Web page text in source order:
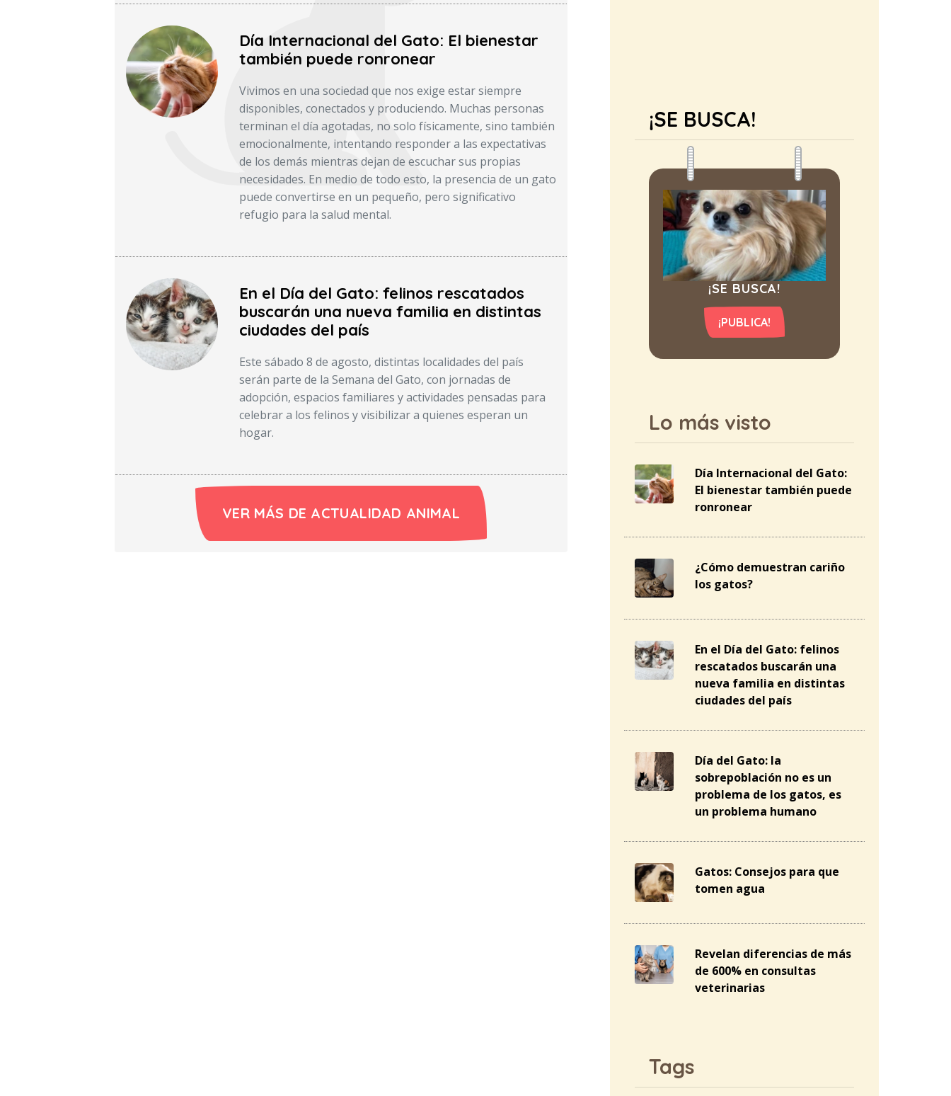
Día Internacional del Gato: El bienestar
también puede ronronear
Vivimos en una sociedad que nos exige estar siempre
disponibles, conectados y produciendo. Muchas personas
terminan el día agotadas, no solo físicamente, sino también
emocionalmente, intentando responder a las expectativas
de los demás mientras dejan de escuchar sus propias
necesidades. En medio de todo esto, la presencia de un gato
puede convertirse en un pequeño, pero significativo
refugio para la salud mental.
En el Día del Gato: felinos rescatados
buscarán una nueva familia en distintas
ciudades del país
Este sábado 8 de agosto, distintas localidades del país
serán parte de la Semana del Gato, con jornadas de
adopción, espacios familiares y actividades pensadas para
celebrar a los felinos y visibilizar a quienes esperan un
hogar.
VER MÁS DE ACTUALIDAD ANIMAL
¡SE BUSCA!
¡SE BUSCA!
¡PUBLICA!
Lo más visto
Día Internacional del Gato:
El bienestar también puede
ronronear
¿Cómo demuestran cariño
los gatos?
En el Día del Gato: felinos
rescatados buscarán una
nueva familia en distintas
ciudades del país
Día del Gato: la
sobrepoblación no es un
problema de los gatos, es
un problema humano
Gatos: Consejos para que
tomen agua
Revelan diferencias de más
de 600% en consultas
veterinarias
Tags